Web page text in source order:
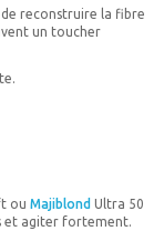
de reconstruire la fibre
un toucher
ou Majiblond Ultra 50
et agiter fortement.